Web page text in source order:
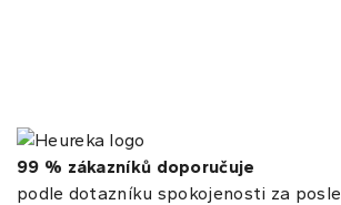
99 % zákazníků doporučuje
podle dotazníku spokojenosti za